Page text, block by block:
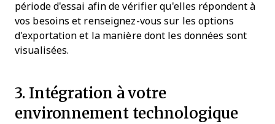
période d'essai afin de vérifier qu'elles répondent à
vos besoins et renseignez-vous sur les options
d'exportation et la manière dont les données sont
visualisées.
3. Intégration à votre
environnement technologique